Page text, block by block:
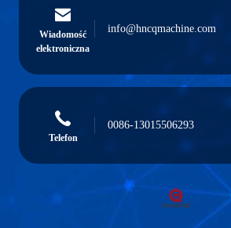
Wiadomość
elektroniczna
info@hncqmachine.com
Telefon
0086-13015506293